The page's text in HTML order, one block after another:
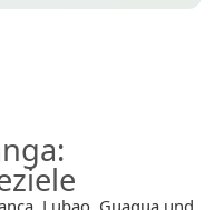
:
Lubao, Guagua und